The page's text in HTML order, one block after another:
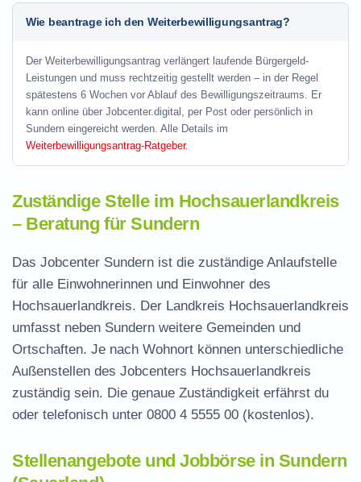
Wie beantrage ich den Weiterbewilligungsantrag?
Der Weiterbewilligungsantrag verlängert laufende Bürgergeld-
Leistungen und muss rechtzeitig gestellt werden – in der Regel
spätestens 6 Wochen vor Ablauf des Bewilligungszeitraums. Er
kann online über Jobcenter.digital, per Post oder persönlich in
Sundern eingereicht werden. Alle Details im
Weiterbewilligungsantrag-Ratgeber.
Zuständige Stelle im Hochsauerlandkreis
– Beratung für Sundern
Das Jobcenter Sundern ist die zuständige Anlaufstelle
für alle Einwohnerinnen und Einwohner des
Hochsauerlandkreis. Der Landkreis Hochsauerlandkreis
umfasst neben Sundern weitere Gemeinden und
Ortschaften. Je nach Wohnort können unterschiedliche
Außenstellen des Jobcenters Hochsauerlandkreis
zuständig sein. Die genaue Zuständigkeit erfährst du
oder telefonisch unter 0800 4 5555 00 (kostenlos).
Stellenangebote und Jobbörse in Sundern